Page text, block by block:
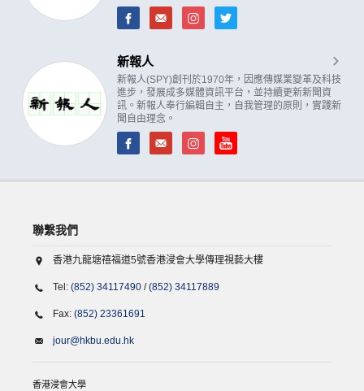
新報人
新報人(SPY)創刊於1970年，因應傳媒業變革及科技
進步，發展成多媒體資訊平台，並持續更新新聞資
訊。新報人奉行編輯自主，自我管理的原則，實踐新
聞自由理念。
聯繫我們
香港九龍塘禧福道5號香港浸會大學傳理視藝大樓
Tel: (852) 34117490 /(852) 34117889
Fax: (852) 23361691
jour@hkbu.edu.hk
香港浸會大學